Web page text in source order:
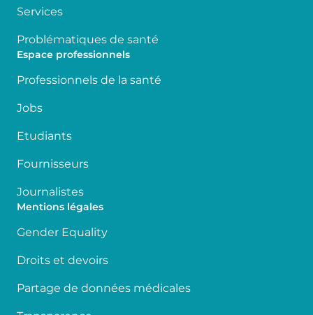
Services
Problématiques de santé
Espace professionnels
Professionnels de la santé
Jobs
Etudiants
Fournisseurs
Journalistes
Mentions légales
Gender Equality
Droits et devoirs
Partage de données médicales